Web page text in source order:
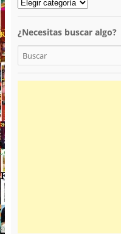
¿Necesitas buscar algo?